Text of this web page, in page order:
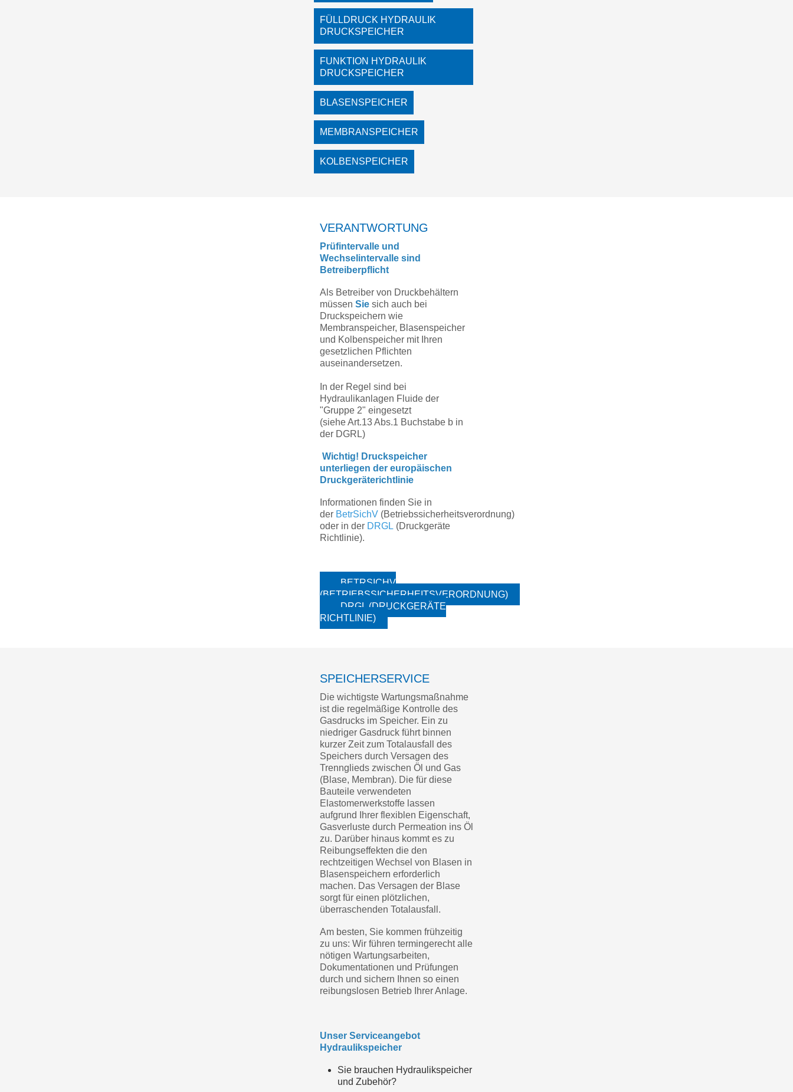
FÜLLDRUCK HYDRAULIK
DRUCKSPEICHER
FUNKTION HYDRAULIK
DRUCKSPEICHER
BLASENSPEICHER
MEMBRANSPEICHER
KOLBENSPEICHER
VERANTWORTUNG
Prüfintervalle und
Wechselintervalle sind
Betreiberpflicht
Als Betreiber von Druckbehältern
müssen Sie sich auch bei
Druckspeichern wie
Membranspeicher, Blasenspeicher
und Kolbenspeicher mit Ihren
gesetzlichen Pflichten
auseinandersetzen.
In der Regel sind bei
Hydraulikanlagen Fluide der
"Gruppe 2" eingesetzt
(siehe Art.13 Abs.1 Buchstabe b in
der DGRL)
Wichtig! Druckspeicher
unterliegen der europäischen
Druckgeräterichtlinie
Informationen finden Sie in
der BetrSichV (Betriebssicherheitsverordnung)
oder in der DRGL (Druckgeräte
Richtlinie).
BETRSICHV
(BETRIEBSSICHERHEITSVERORDNUNG)
DRGL (DRUCKGERÄTE
RICHTLINIE)
SPEICHERSERVICE
Die wichtigste Wartungsmaßnahme
ist die regelmäßige Kontrolle des
Gasdrucks im Speicher. Ein zu
niedriger Gasdruck führt binnen
kurzer Zeit zum Totalausfall des
Speichers durch Versagen des
Trennglieds zwischen Öl und Gas
(Blase, Membran). Die für diese
Bauteile verwendeten
Elastomerwerkstoffe lassen
aufgrund Ihrer flexiblen Eigenschaft,
Gasverluste durch Permeation ins Öl
zu. Darüber hinaus kommt es zu
Reibungseffekten die den
rechtzeitigen Wechsel von Blasen in
Blasenspeichern erforderlich
machen. Das Versagen der Blase
sorgt für einen plötzlichen,
überraschenden Totalausfall.
Am besten, Sie kommen frühzeitig
zu uns: Wir führen termingerecht alle
nötigen Wartungsarbeiten,
Dokumentationen und Prüfungen
durch und sichern Ihnen so einen
reibungslosen Betrieb Ihrer Anlage.
Unser Serviceangebot
Hydraulikspeicher
Sie brauchen Hydraulikspeicher
und Zubehör?